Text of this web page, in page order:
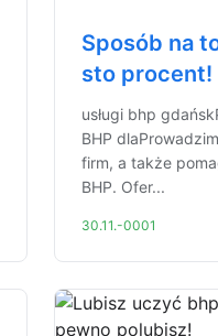
Sposób na
sto procent!
usługi bhp
BHP
firm, a także
BHP. Ofer...
30.11.-0001